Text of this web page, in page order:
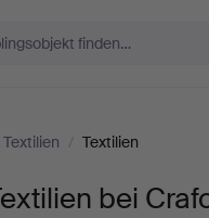
/ Textilien
bei